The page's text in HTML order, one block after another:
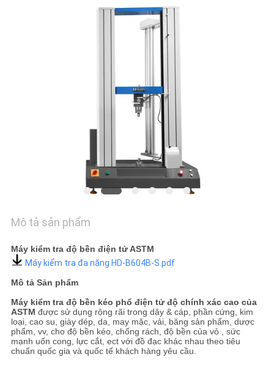
TIN
TỨC
CÁC
VỤ
ÁN
Mô tả sản phẩm
Máy kiểm tra độ bền điện tử ASTM
Máy kiểm tra đa năng HD-B604B-S.pdf
Mô tả Sản phẩm
Máy kiểm tra độ bền kéo phổ điện tử độ chính xác cao của
ASTM được sử dụng rộng rãi trong dây & cáp, phần cứng, kim
loại, cao su, giày dép, da, may mặc, vải, băng sản phẩm, dược
phẩm, vv, cho độ bền kéo, chống rách, độ bền của vỏ , sức
mạnh uốn cong, lực cắt, ect với đồ đạc khác nhau theo tiêu
chuẩn quốc gia và quốc tế khách hàng yêu cầu.